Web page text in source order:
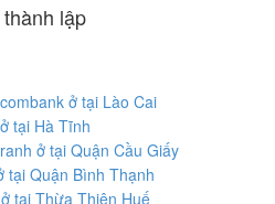
lập
ở tại Lào Cai
tại Hà Tĩnh
ở tại Quận Cầu Giấy
tại Quận Bình Thạnh
tại Thừa Thiên Huế